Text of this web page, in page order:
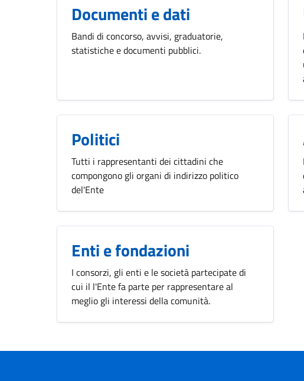
Documenti e dati
Bandi di concorso, avvisi, graduatorie,
statistiche e documenti pubblici.
Politici
Tutti i rappresentanti dei cittadini che
compongono gli organi di indirizzo politico
del'Ente
Enti e fondazioni
I consorzi, gli enti e le società partecipate di
cui il l'Ente fa parte per rappresentare al
meglio gli interessi della comunità.